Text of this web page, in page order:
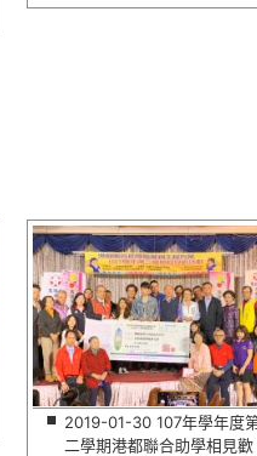
2019-01-30 107年學年度
二學期港都聯合助學相見歡